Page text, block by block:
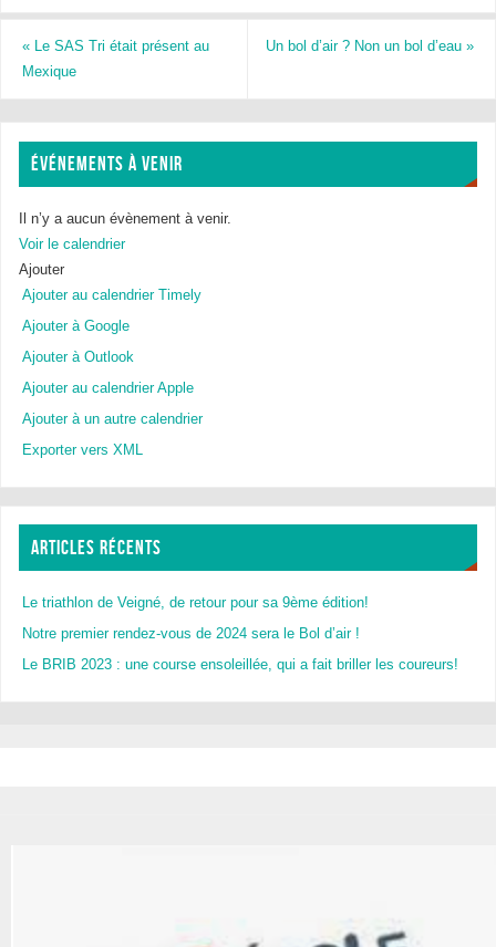
c
e
b
o
o
k
tt
er
«Le SAS Tri était présent au
Mexique
Un bol d’air ? Non un bol d’eau»
ÉVÉNEMENTS À VENIR
Il n’y a aucun évènement à venir.
Voir le calendrier
Ajouter
Ajouter au calendrier Timely
Ajouter à Google
Ajouter à Outlook
Ajouter au calendrier Apple
Ajouter à un autre calendrier
Exporter vers XML
ARTICLES RÉCENTS
Le triathlon de Veigné, de retour pour sa 9ème édition!
Notre premier rendez-vous de 2024 sera le Bol d’air !
Le BRIB 2023 : une course ensoleillée, qui a fait briller les coureurs!